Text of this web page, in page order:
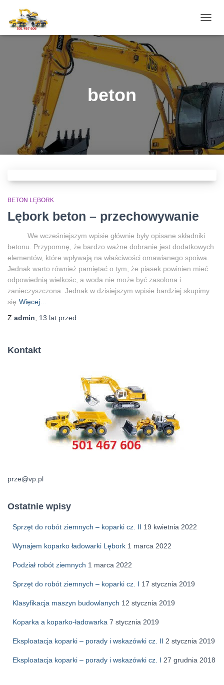
beton
BETON LĘBORK
Lębork beton – przechowywanie
We wcześniejszym wpisie głównie były opisane składniki
betonu. Przypomnę, że bardzo ważne dobranie jest dodatkowych
elementów, które wpływają na właściwości omawianego spoiwa.
Jednak warto również pamiętać o tym, że piasek powinien mieć
odpowiednią wielkośc, a woda nie może być zasolona i
zanieczyszczona. Jednak w dzisiejszym wpisie bardziej skupimy
się Więcej…
Z admin 13 lat przed
Kontakt
prze@vp.pl
Ostatnie wpisy
Sprzęt do robót ziemnych – koparki cz. II 19 kwietnia 2022
Wynajem koparko ładowarki Lębork 1 marca 2022
Podział robót ziemnych 1 marca 2022
Sprzęt do robót ziemnych – koparki cz. I 17 stycznia 2019
Klasyfikacja maszyn budowlanych 12 stycznia 2019
Koparka a koparko-ładowarka 7 stycznia 2019
Eksploatacja koparki – porady i wskazówki cz. II 2 stycznia 2019
Eksploatacja koparki – porady i wskazówki cz. I 27 grudnia 2018